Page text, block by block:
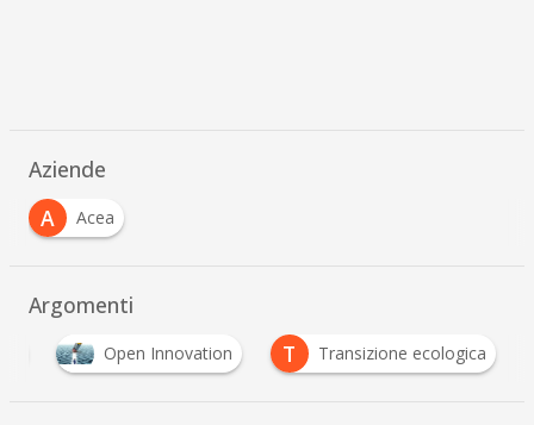
Aziende
A
Acea
Argomenti
Open Innovation T Transizione ecologica